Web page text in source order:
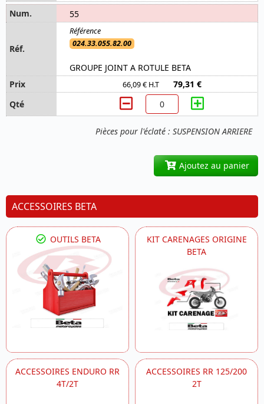
Pièces pour l'éclaté : SUSPENSION ARRIERE
55
024.33.055.82.00
GROUPE JOINT A ROTULE BETA
66,09 € H.T 79,31 €
Ajoutez au panier
ACCESSOIRES BETA
OUTILS BETA
KIT CARENAGES ORIGINE
BETA
ACCESSOIRES ENDURO RR
4T/2T
ACCESSOIRES RR 125/200
2T